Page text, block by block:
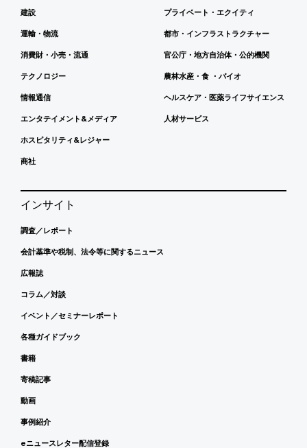
建設
運輸・物流
消費財・小売・流通
テクノロジー
情報通信
エンタテイメント&メディア
ホスピタリティ&レジャー
商社
プライベート・エクイティ
都市・インフラストラクチャー
官公庁・地方自治体・公的機関
農林水産・食 ・バイオ
ヘルスケア・医薬ライフサイエンス
人材サービス
インサイト
調査／レポート
会計基準や税制、法令等に関するニュース
広報誌
コラム／対談
イベント／セミナーレポート
各種ガイドブック
書籍
寄稿記事
動画
事例紹介
eニュースレター配信登録